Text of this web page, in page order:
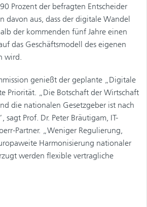
Prozent der befragten Entscheider
davon aus, dass der digitale Wandel
der kommenden fünf Jahre einen
das Geschäftsmodell des eigenen
wird.
genießt der geplante „Digitale
Priorität. „Die Botschaft der Wirtschaft
die nationalen Gesetzgeber ist nach
sagt Prof. Dr. Peter Bräutigam, IT-
Partner. „Weniger Regulierung,
Harmonisierung nationaler
werden flexible vertragliche